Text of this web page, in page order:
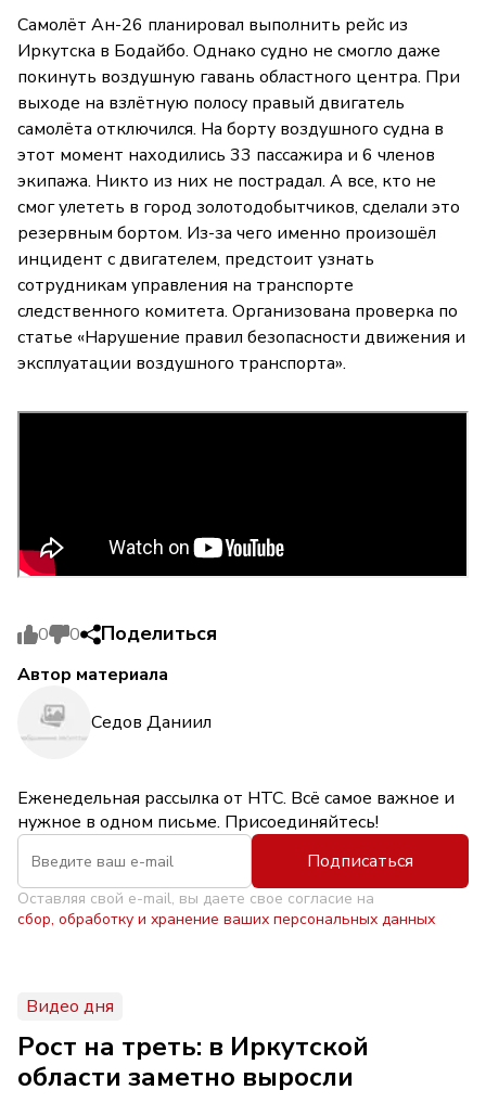
Самолёт Ан-26 планировал выполнить рейс из
Иркутска в Бодайбо. Однако судно не смогло даже
покинуть воздушную гавань областного центра. При
выходе на взлётную полосу правый двигатель
самолёта отключился. На борту воздушного судна в
этот момент находились 33 пассажира и 6 членов
экипажа. Никто из них не пострадал. А все, кто не
смог улететь в город золотодобытчиков, сделали это
резервным бортом. Из-за чего именно произошёл
инцидент с двигателем, предстоит узнать
сотрудникам управления на транспорте
следственного комитета. Организована проверка по
статье «Нарушение правил безопасности движения и
эксплуатации воздушного транспорта».
0 0 Поделиться
Автор материала
Седов Даниил
Еженедельная рассылка от НТС. Всё самое важное и
нужное в одном письме. Присоединяйтесь!
Подписаться
Оставляя свой e-mail, вы даете свое согласие на
сбор, обработку и хранение ваших персональных данных
Видео дня
Рост на треть: в Иркутской
области заметно выросли